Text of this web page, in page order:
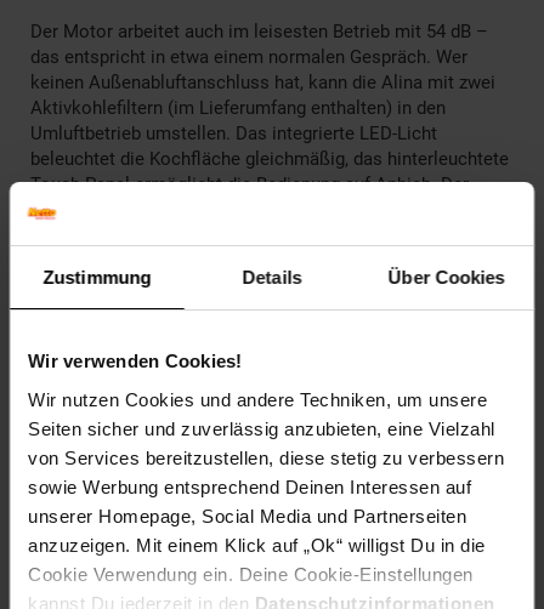
Zustimmung Details Über Cookies
Wir verwenden Cookies!
Wir nutzen Cookies und andere Techniken, um unsere
Seiten sicher und zuverlässig anzubieten, eine Vielzahl
von Services bereitzustellen, diese stetig zu verbessern
sowie Werbung entsprechend Deinen Interessen auf
unserer Homepage, Social Media und Partnerseiten
anzuzeigen. Mit einem Klick auf „Ok“ willigst Du in die
Cookie Verwendung ein. Deine Cookie-Einstellungen
kannst Du jederzeit in den Datenschutzinformationen
Der Motor arbeitet auch im leisesten Betrieb mit 54 dB –
das entspricht in etwa einem normalen Gespräch. Wer
keinen Außenabluftanschluss hat, kann die Alina mit zwei
Aktivkohlefiltern (im Lieferumfang enthalten) in den
Umluftbetrieb umstellen. Das integrierte LED-Licht
beleuchtet die Kochfläche gleichmäßig, das hinterleuchtete
Touch-Panel ermöglicht die Bedienung auf Anhieb. Der
Aluminium-Fettfilter lässt sich einfach in der Spülmaschine
Die Klarstein Alina passt ideal in kleine bis mittelgroße
Küchen mit Standarddeckenhöhen. Das Schrägdesign wirkt
Küchenrenovierungen eine beliebte Wahl. Zur
über der Kochfläche für optimale Abzugsleistung.
Hol dir die Klarstein Alina und genieß beim Kochen frische
Luft statt Dunstschleier.
Lieferumfang:
Dunstabzugshaube